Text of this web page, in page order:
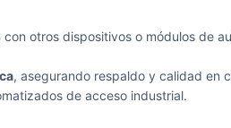
otros dispositivos o módulos de
, asegurando respaldo y calidad en
de acceso industrial.